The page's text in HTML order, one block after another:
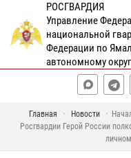
РОСГВАРДИЯ
Управление
национальной
Федерации по
автономному
Главная Новости
Росгвардии Герой России